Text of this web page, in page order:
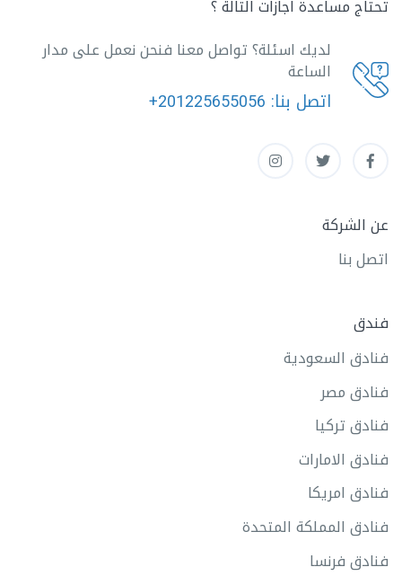
تحتاج مساعدة اجازات التالة ؟
لديك اسئلة؟ تواصل معنا فنحن نعمل على مدار
الساعة
اتصل بنا: +201225655056
عن الشركة
اتصل بنا
فندق
فنادق السعودية
فنادق مصر
فنادق تركيا
فنادق الامارات
فنادق امريكا
فنادق المملكة المتحدة
فنادق فرنسا